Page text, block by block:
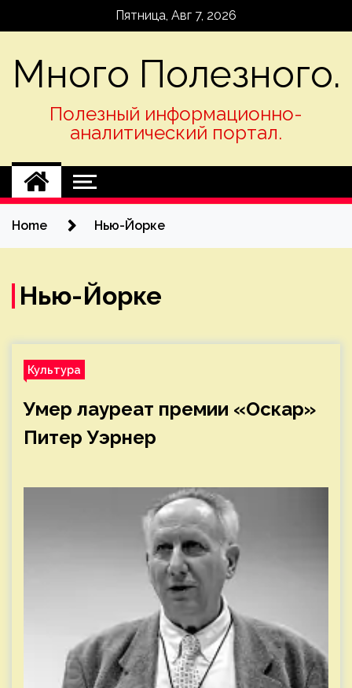
Пятница, Авг 7, 2026
Много Полезного.
Полезный информационно-
аналитический портал.
Home Нью-Йорке
Нью-Йорке
Культура
Умер лауреат премии «Оскар»
Питер Уэрнер